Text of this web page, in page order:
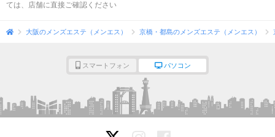
ては、店舗に直接ご確認ください
大阪のメンズエステ（メンエス） 京橋・都島のメンズエステ（メンエス）
スマートフォン パソコン